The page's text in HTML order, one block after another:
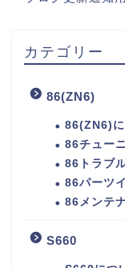
カテゴリー
86(ZN6)
86(ZN6)に
86チュー
86トラブ
86パーツ
86メンテ
S660